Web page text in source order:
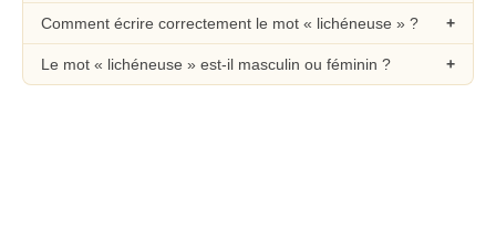
Comment écrire correctement le mot « lichéneuse » ?
Le mot « lichéneuse » est-il masculin ou féminin ?